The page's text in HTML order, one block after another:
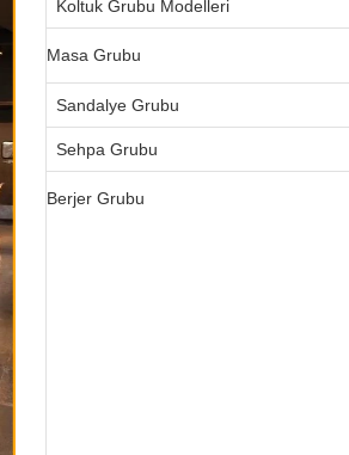
Koltuk Grubu Modelleri
Masa Grubu
Sandalye Grubu
Sehpa Grubu
Berjer Grubu